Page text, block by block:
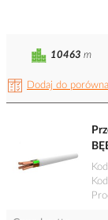
Dodaj do
10463 m
Kod